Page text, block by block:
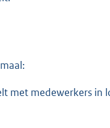
met medewerkers in